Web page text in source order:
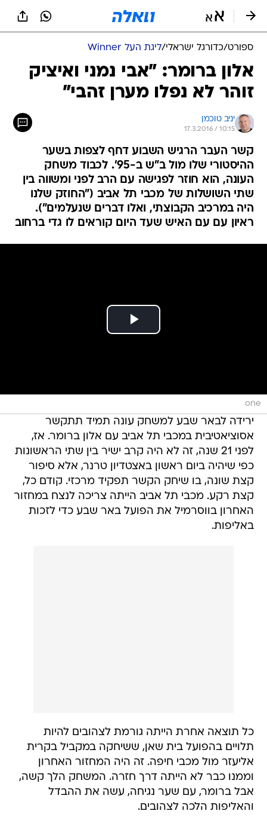
ספורט/כדורגל ישראלי/ליגת העל Winner
אלון ברומר: "אבי נמני ואיציק
זוהר לא נפלו מערן זהבי"
יניב טוכמן
17.3.2016 / 10:15
קשר העבר הרגיש השבוע דחף לצפות בשער
ההיסטורי שלו מול ב"ש ב-95'. לכבוד משחק
העונה, הוא חוזר לפגישה עם הרב לפני ומשווה בין
שתי השושלות של מכבי תל אביב ("החוזק שלנו
היה במרכיב הקבוצתי, ואלו דברים שנעלמים").
ראיון עם עם האיש שעד היום קוראים לו גדי ברחוב
one
ירידה לבאר שבע למשחק עונה תמיד תתקשר
אסוציאטיבית במכבי תל אביב עם אלון ברומר. אז,
לפני 21 שנה, זה לא היה קרב ישיר בין שתי הראשונות
כפי שיהיה ביום ראשון באצטדיון טרנר, אלא סיפור
קצת שונה, בו שיחק הקשר תפקיד מרכזי. קודם כל,
קצת רקע. מכבי תל אביב הייתה צריכה לנצח במחזור
האחרון בווסרמיל את הפועל באר שבע כדי לזכות
באליפות.
כל תוצאה אחרת הייתה גורמת לצהובים להיות
תלויים בהפועל בית שאן, ששיחקה במקביל בקרית
אליעזר מול מכבי חיפה. זה היה המחזור האחרון
וממנו כבר לא הייתה דרך חזרה. המשחק הלך קשה,
אבל ברומר, עם שער נגיחה, עשה את ההבדל
והאליפות הלכה לצהובים.